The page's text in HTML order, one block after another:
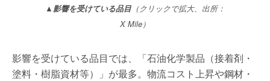
▲影響を受けている品目（クリックで拡大、出所：
X Mile）
影響を受けている品目では、「石油化学製品（接着剤・
塗料・樹脂資材等）」が最多。物流コスト上昇や鋼材・